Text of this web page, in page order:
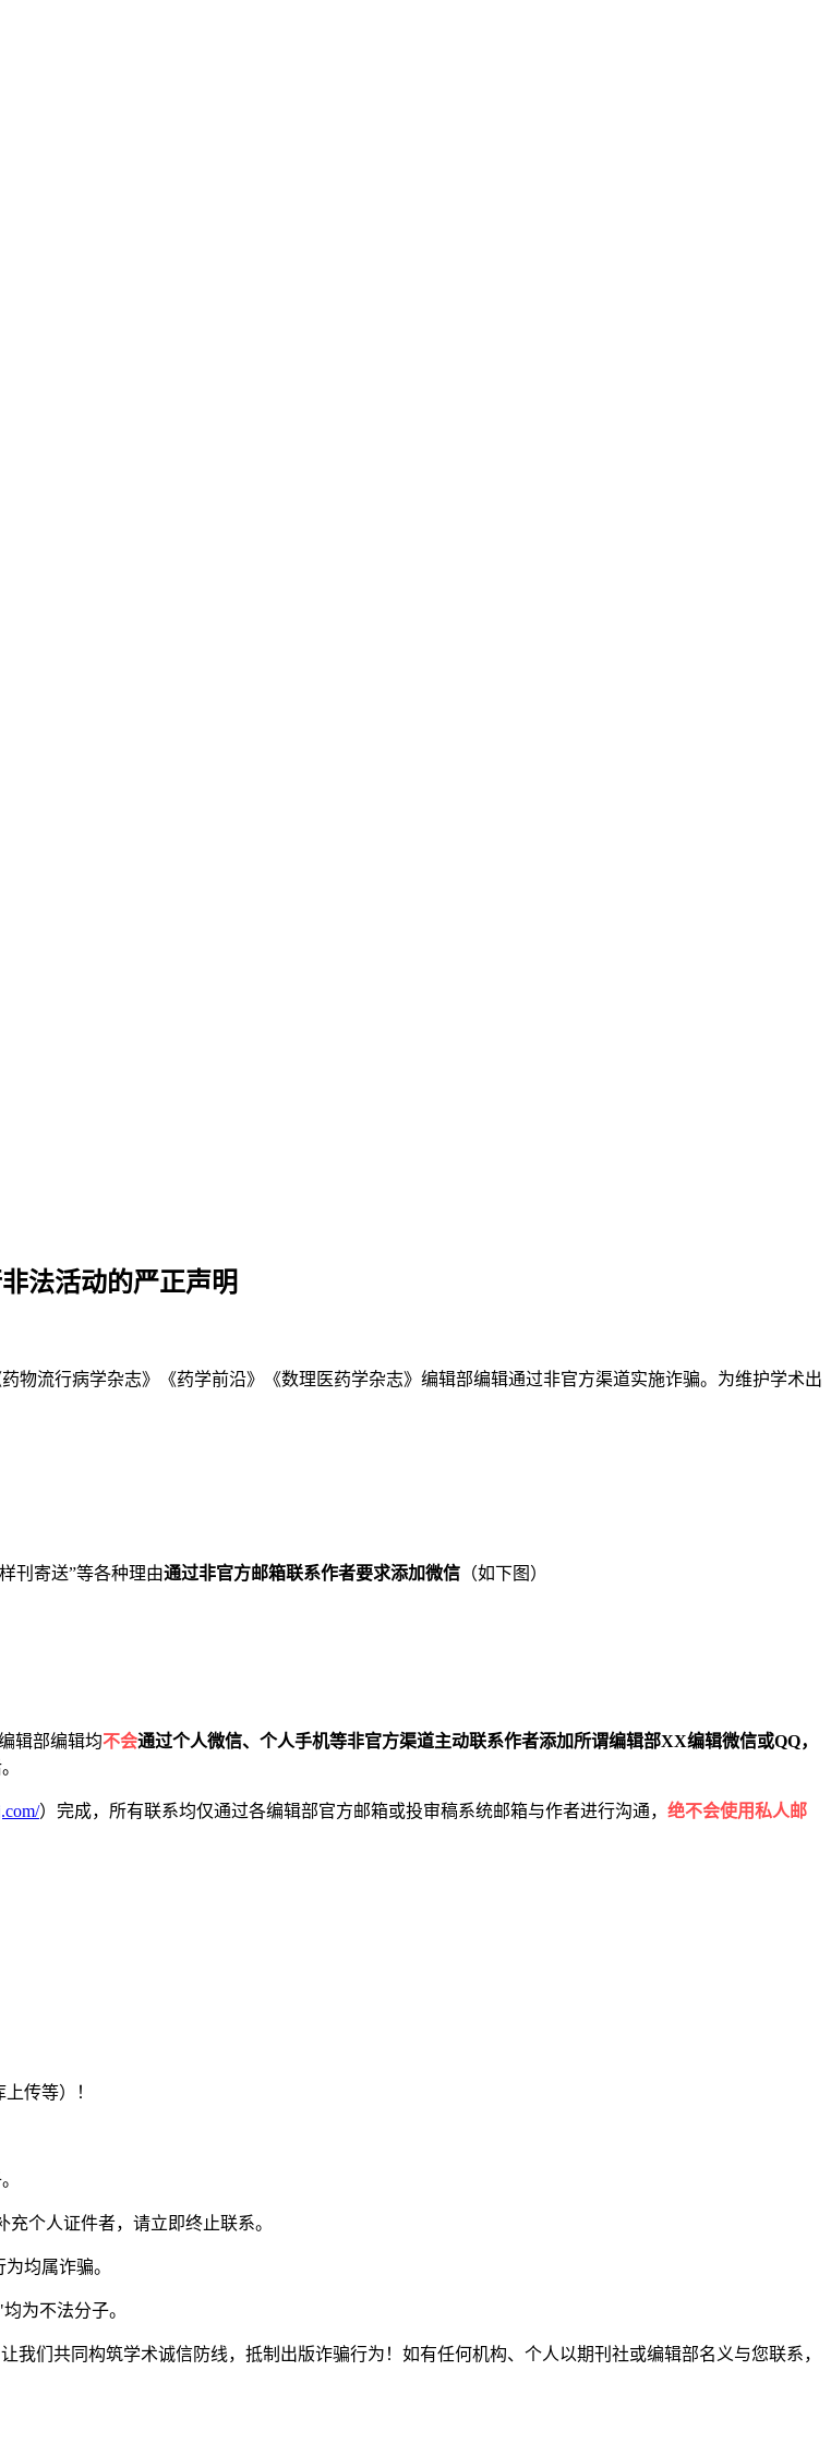
法活动的严正声明
物流行病学杂志》《药学前沿》《数理医药学杂志》编辑部编辑通过非官方渠道实施诈骗。为维护学术出
刊寄送”等各种理由通过非官方邮箱联系作者要求添加微信 （如下图）
辑部编辑均不会通过个人微信、个人手机等非官方渠道主动联系作者添加所谓编辑部XX编辑微信或QQ，
）完成，所有联系均仅通过各编辑部官方邮箱或投审稿系统邮箱与作者进行沟通， 绝不会使用私人邮
传等）！
个人证件者，请立即终止联系。
均属诈骗。
为不法分子。
我们共同构筑学术诚信防线，抵制出版诈骗行为！如有任何机构、个人以期刊社或编辑部名义与您联系，